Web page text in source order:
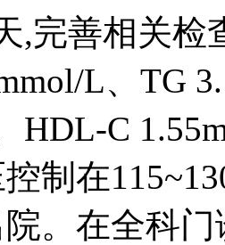
,完善相关检
L、TG
HDL-C
制在
。在全科